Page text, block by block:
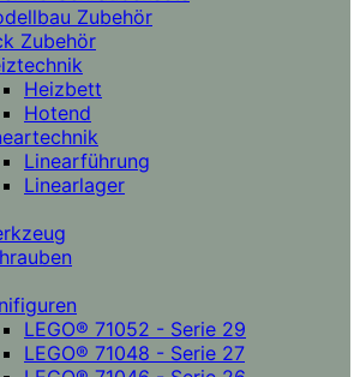
Zubehör
Zubehör
Heizbett
Hotend
Linearführung
Linearlager
LEGO® 71052 - Serie 29
LEGO® 71048 - Serie 27